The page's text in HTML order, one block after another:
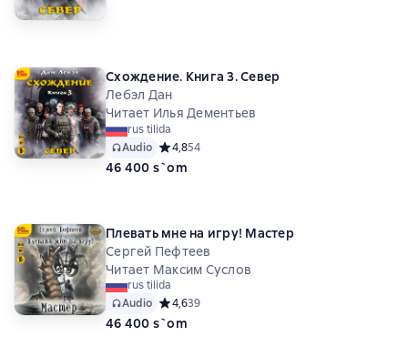
Схождение. Книга 3. Север
Лебэл Дан
Читает Илья Дементьев
rus tilida
Audio Средний рейтинг 4,8 на основе 54 оценок
4,854
46 400 s`om
Плевать мне на игру! Мастер
Сергей Пефтеев
Читает Максим Суслов
rus tilida
Audio Средний рейтинг 4,6 на основе 39 оценок
4,639
46 400 s`om